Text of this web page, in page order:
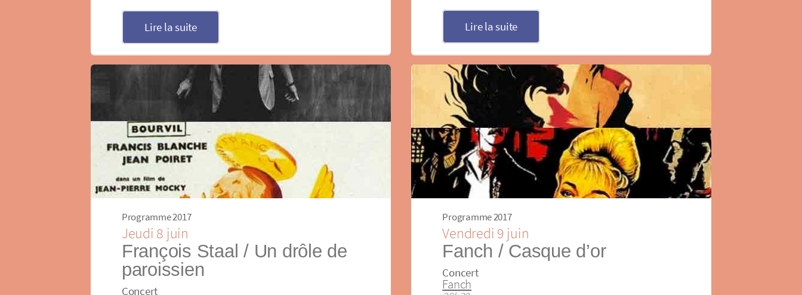
Lire la suite Lire la suite
Programme 2017
Jeudi 8 juin
François Staal / Un drôle de
paroissien
Concert
Programme 2017
Vendredi 9 juin
Fanch / Casque d’or
Concert
Fanch